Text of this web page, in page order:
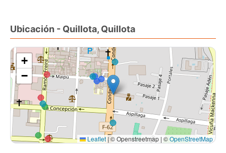
Ubicación - Quillota, Quillota
+
−
Leaflet|© Openstreetmap | ©OpenStreetMap